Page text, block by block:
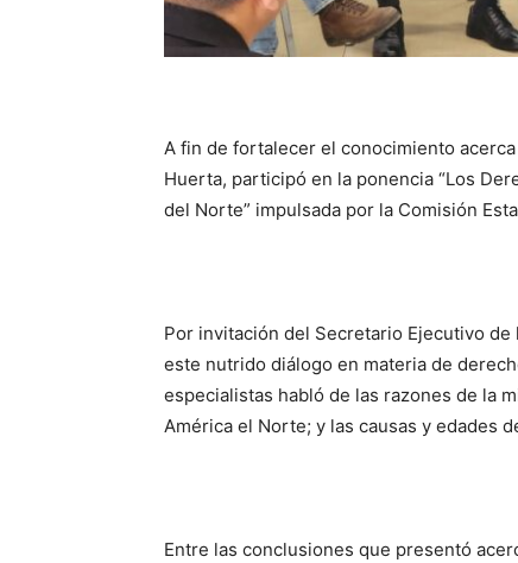
A fin de fortalecer el conocimiento
Huerta, participó en la ponencia “Los
del Norte” impulsada por la Comisión
Por invitación del Secretario Ejecutivo
este nutrido diálogo en materia de
especialistas habló de las razones de la
América el Norte; y las causas y edades
Entre las conclusiones que presentó